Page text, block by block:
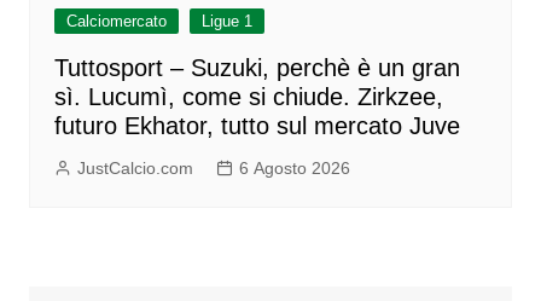
Calciomercato Ligue 1
Tuttosport – Suzuki, perchè è un gran
sì. Lucumì, come si chiude. Zirkzee,
futuro Ekhator, tutto sul mercato Juve
JustCalcio.com 6 Agosto 2026